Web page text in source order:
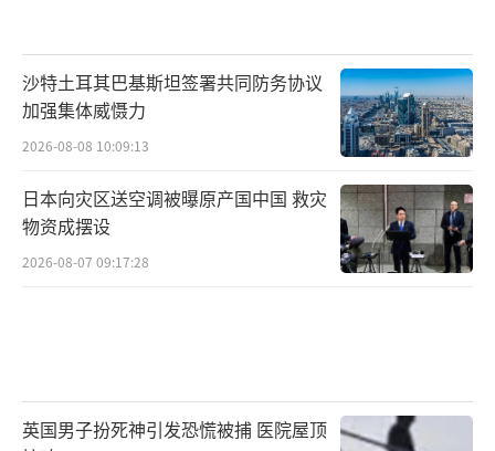
沙特土耳其巴基斯坦签署共同防务协议
加强集体威慑力
2026-08-08 10:09:13
日本向灾区送空调被曝原产国中国 救灾
物资成摆设
2026-08-07 09:17:28
英国男子扮死神引发恐慌被捕 医院屋顶